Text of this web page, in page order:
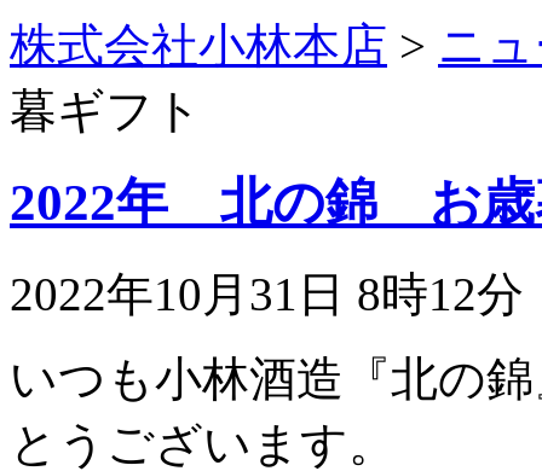
株式会社小林本店 > ニ
暮ギフト
2022年 北の錦 お歳
2022年10月31日 8時12分
いつも小林酒造『北の
とうございます。